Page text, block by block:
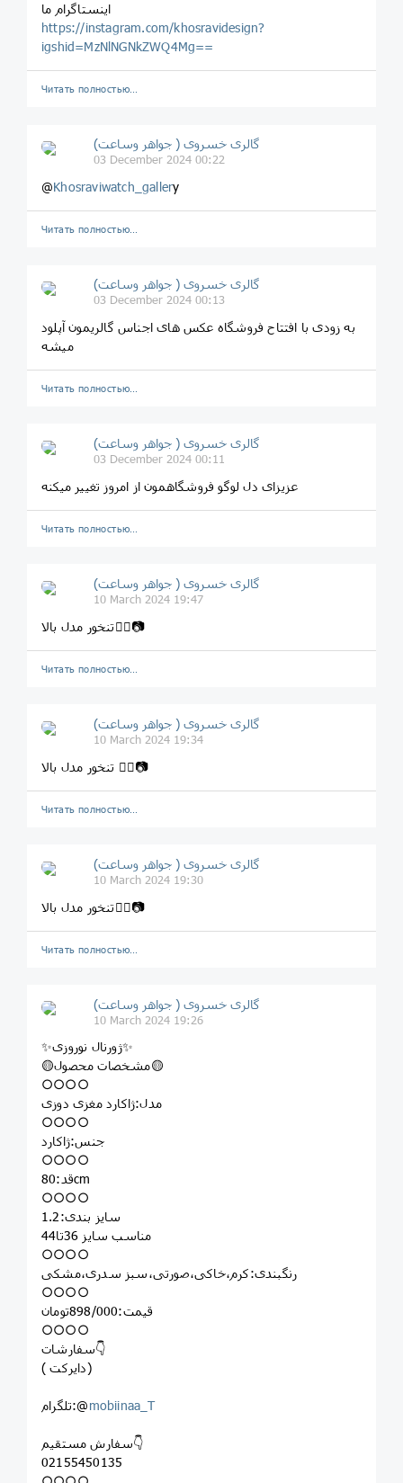
اینستاگرام ما
https://instagram.com/khosravidesign?
igshid=MzNlNGNkZWQ4Mg==
Читать полностью…
گالری خسروی ( جواهر وساعت)
03 December 2024 00:22
@Khosraviwatch_gallery
Читать полностью…
گالری خسروی ( جواهر وساعت)
03 December 2024 00:13
به زودی با افتتاح فروشگاه عکس های اجناس گالریمون آپلود
میشه
Читать полностью…
گالری خسروی ( جواهر وساعت)
03 December 2024 00:11
عزیزای دل لوگو فروشگاهمون از امروز تغییر میکنه
Читать полностью…
گالری خسروی ( جواهر وساعت)
10 March 2024 19:47
تنخور مدل بالا👆🏻📷
Читать полностью…
گالری خسروی ( جواهر وساعت)
10 March 2024 19:34
تنخور مدل بالا 👆🏻📷
Читать полностью…
گالری خسروی ( جواهر وساعت)
10 March 2024 19:30
تنخور مدل بالا👆🏻📷
Читать полностью…
گالری خسروی ( جواهر وساعت)
10 March 2024 19:26
✨ژورنال نوروزی✨
🟡مشخصات محصول🟡
○○○○
مدل:ژاکارد مغزی دوزی
○○○○
جنس:ژاکارد
○○○○
قد:80cm
○○○○
سایز بندی:1.2
مناسب سایز 36تا44
○○○○
رنگبندی:کرم،خاکی،صورتی،سبز سدری،مشکی
○○○○
قیمت:898/000تومان
○○○○
سفارشات👇
( دایرکت)
تلگرام:@mobiinaa_T
سفارش مستقیم👇
02155450135